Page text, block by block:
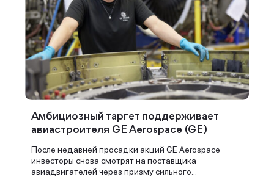
Амбициозный таргет поддерживает
авиастроителя GE Aerospace (GE)
После недавней просадки акций GE Aerospace
инвесторы снова смотрят на поставщика
авиадвигателей через призму сильного...